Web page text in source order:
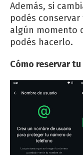
Además, si
podés
algún momento
podés hacerlo.
Cómo reservar